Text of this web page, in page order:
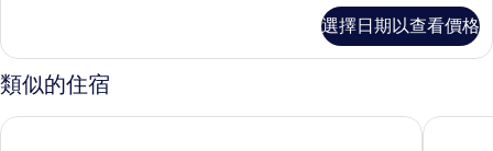
相
片
四
人
房
詳
選擇日期以查看價格
類似的住宿
淡水福容大飯店 挪威森